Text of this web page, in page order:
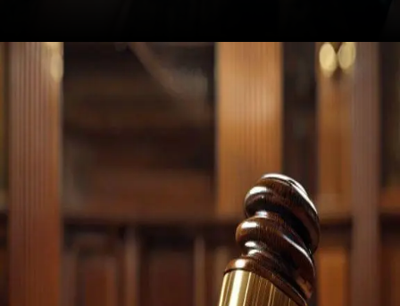
https://ademilsoncs.adv.br/